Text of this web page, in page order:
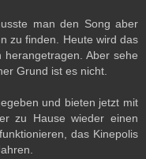
man den Song aber
zu finden. Heute wird das
Aber sehe
Grund ist es nicht.
und bieten jetzt mit
zu Hause wieder einen
das Kinepolis